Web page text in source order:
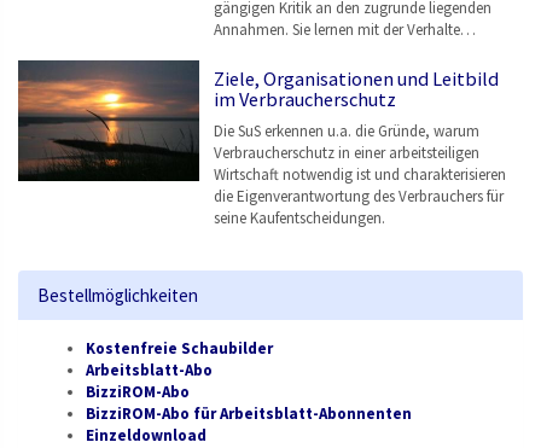
gängigen Kritik an den zugrunde liegenden
Annahmen. Sie lernen mit der Verhalte…
Ziele, Organisationen und Leitbild
im Verbraucherschutz
Die SuS erkennen u.a. die Gründe, warum
Verbraucherschutz in einer arbeitsteiligen
Wirtschaft notwendig ist und charakterisieren
die Eigenverantwortung des Verbrauchers für
seine Kaufentscheidungen.
Bestellmöglichkeiten
Kostenfreie Schaubilder
Arbeitsblatt-Abo
BizziROM-Abo
BizziROM-Abo für Arbeitsblatt-Abonnenten
Einzeldownload